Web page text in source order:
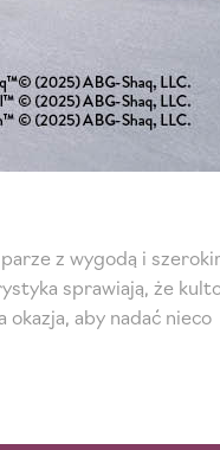
z wygodą i
sprawiają, że
aby nadać nieco